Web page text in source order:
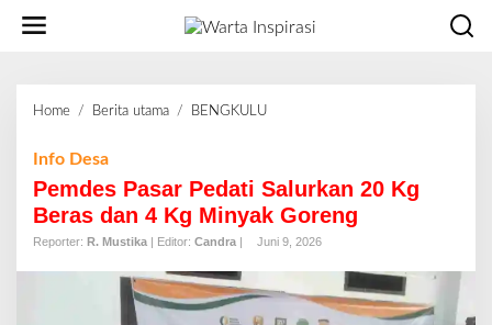
Home / Berita utama / BENGKULU
e
s
P
s
Info Desa
Pemdes Pasar Pedati Salurkan 20 Kg
Beras dan 4 Kg Minyak Goreng
Reporter: R. Mustika | Editor: Candra | Juni 9, 2026